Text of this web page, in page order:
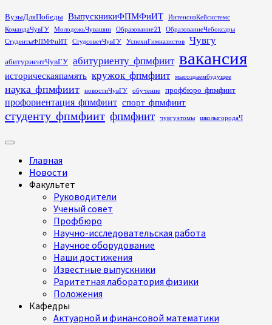
Перейти
к
содержимому
ВузыДляПобеды ВыпускникиФПМФиИТ
ИнтенсивКейсистемс
КомандаЧувГУ
МолодежьЧувашии Образование21
ОбразованиеЧебоксары
СтудентыФПМФиИТ
СтудсоветЧувГУ УспехиГимназистов Чувгу
абитуриентЧувГУ абитуриенту_фпмфиит вакансия
историческаяпамять кружок_фпмфиит мысоздаембудущее
наука_фпмфиит новостиЧувГУ обучение профбюро_фпмфиит
профориентация_фпмфиит спорт_фпмфиит
студенту_фпмфиит фпмфиит чувгуэтомы школыгородаЧ
Основное
Главная
Новости
Факультет
Руководители
Ученый совет
Профбюро
Научно-исследовательская работа
Научное оборудование
Наши достижения
Известные выпускники
Раритетная лаборатория физики
Положения
Кафедры
Актуарной и финансовой математики